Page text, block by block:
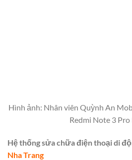
Hình ảnh: Nhân viên Quỳnh An
Redmi Note 3
Hệ thống sửa chữa điện thoại di
Nha Trang